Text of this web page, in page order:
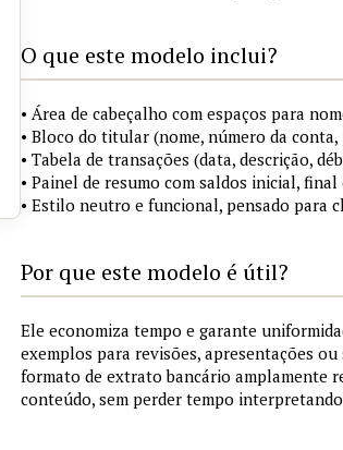
O que este modelo inclui?
• Área de cabeçalho com espaços para
• Bloco do titular (nome, número da
• Tabela de transações (data, descrição,
• Painel de resumo com saldos inicial,
• Estilo neutro e funcional, pensado para
Por que este modelo é útil?
Ele economiza tempo e garante
exemplos para revisões, apresentações
formato de extrato bancário amplamente
conteúdo, sem perder tempo